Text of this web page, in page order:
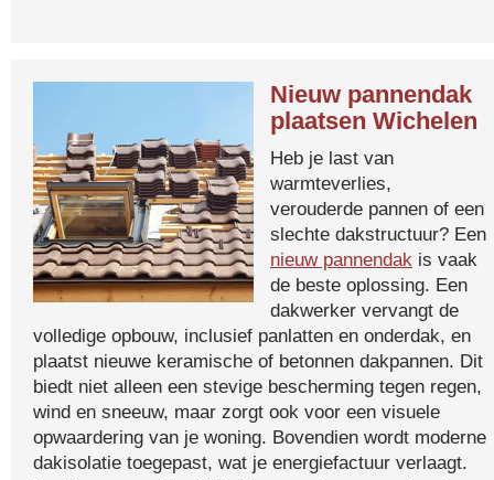
Nieuw pannendak
plaatsen Wichelen
Heb je last van
warmteverlies,
verouderde pannen of een
slechte dakstructuur? Een
nieuw pannendak is vaak
de beste oplossing. Een
dakwerker vervangt de
volledige opbouw, inclusief panlatten en onderdak, en
plaatst nieuwe keramische of betonnen dakpannen. Dit
biedt niet alleen een stevige bescherming tegen regen,
wind en sneeuw, maar zorgt ook voor een visuele
opwaardering van je woning. Bovendien wordt moderne
dakisolatie toegepast, wat je energiefactuur verlaagt.